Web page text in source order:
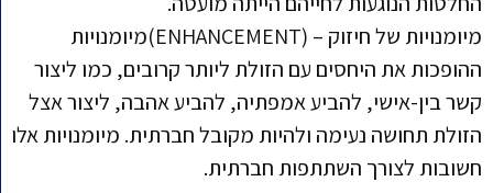
מיומנויות של חיזוק – (ENHANCEMENT)מיומנויות
ההופכות את היחסים עם הזולת ליותר קרובים, כמו ליצור
קשר בין-אישי, להביע אמפתיה, להביע אהבה, ליצור אצל
הזולת תחושה נעימה ולהיות מקובל חברתית. מיומנויות אלו
חשובות לצורך השתתפות חברתית.